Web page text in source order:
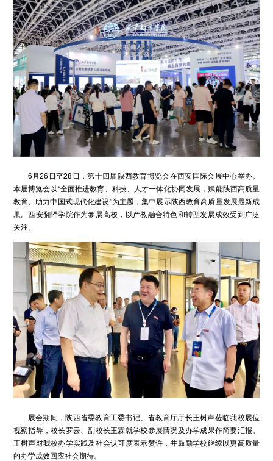
6月26日至28日，第十四届陕西教育博览会在西安国际会展中心举办。
本届博览会以“全面推进教育、科技、人才一体化协同发展，赋能陕西高质量
教育、助力中国式现代化建设”为主题，集中展示陕西教育高质量发展最新成
果。西安翻译学院作为参展高校，以产教融合特色和转型发展成效受到广泛
关注。
展会期间，陕西省委教育工委书记、省教育厅厅长王树声莅临我校展位
视察指导，校长罗云、副校长王霖就学校参展情况及办学成果作简要汇报。
王树声对我校办学实践及社会认可度表示赞许，并鼓励学校继续以更高质量
的办学成效回应社会期待。